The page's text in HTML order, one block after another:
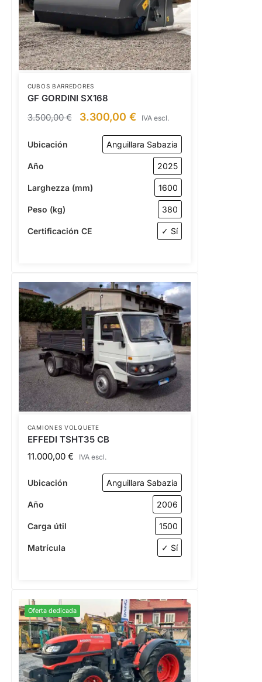
CUBOS BARREDORES
GF GORDINI SX168
3.500,00€ 3.300,00 € IVA escl.
Ubicación Anguillara Sabazia
Año 2025
Larghezza (mm) 1600
Peso (kg) 380
Certificación CE ✓ Sí
CAMIONES VOLQUETE
EFFEDI TSHT35 CB
11.000,00 € IVA escl.
Ubicación Anguillara Sabazia
Año 2006
Carga útil 1500
Matrícula ✓ Sí
Oferta dedicada